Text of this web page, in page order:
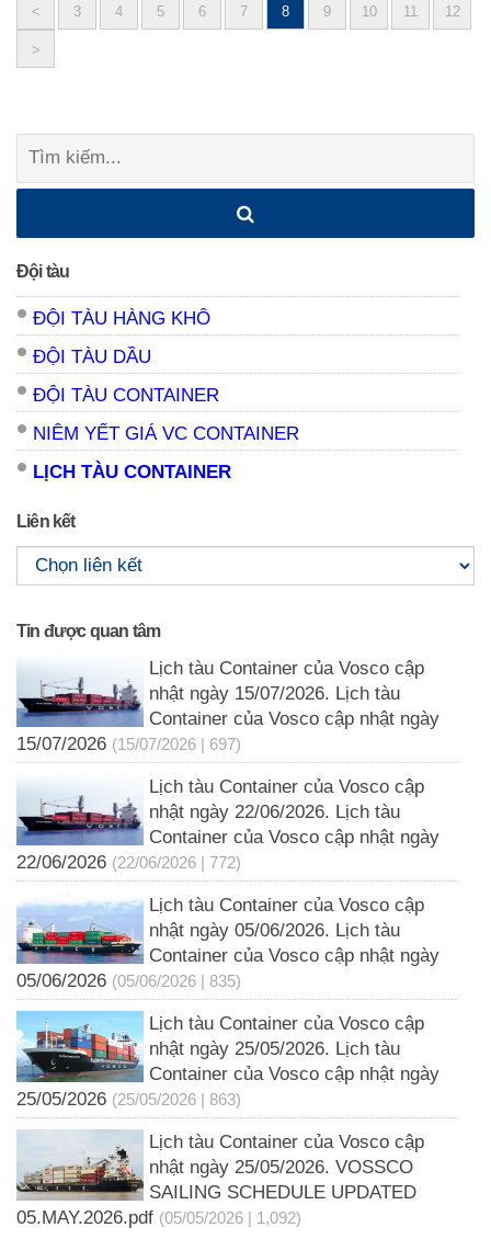
Posts
navigation
< 3 4 5 6 7 8 9 10 11 12
>
Tìm
Đội tàu
ĐỘI TÀU HÀNG KHÔ
ĐỘI TÀU DẦU
ĐỘI TÀU CONTAINER
NIÊM YẾT GIÁ VC CONTAINER
LỊCH TÀU CONTAINER
Liên kết
Tin được quan tâm
Lịch tàu Container của Vosco cập
nhật ngày 15/07/2026. Lịch tàu
Container của Vosco cập nhật ngày
15/07/2026 (15/07/2026 | 697)
Lịch tàu Container của Vosco cập
nhật ngày 22/06/2026. Lịch tàu
Container của Vosco cập nhật ngày
22/06/2026 (22/06/2026 | 772)
Lịch tàu Container của Vosco cập
nhật ngày 05/06/2026. Lịch tàu
Container của Vosco cập nhật ngày
05/06/2026 (05/06/2026 | 835)
Lịch tàu Container của Vosco cập
nhật ngày 25/05/2026. Lịch tàu
Container của Vosco cập nhật ngày
25/05/2026 (25/05/2026 | 863)
Lịch tàu Container của Vosco cập
nhật ngày 25/05/2026. VOSSCO
SAILING SCHEDULE UPDATED
05.MAY.2026.pdf (05/05/2026 | 1,092)